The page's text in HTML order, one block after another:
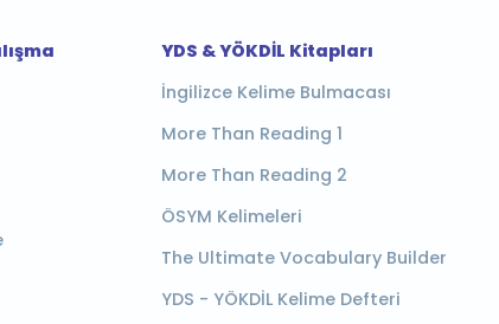
YDS & YÖKDİL Kitapları
İngilizce Kelime Bulmacası
More Than Reading 1
More Than Reading 2
ÖSYM Kelimeleri
The Ultimate Vocabulary Builder
YDS - YÖKDİL Kelime Defteri